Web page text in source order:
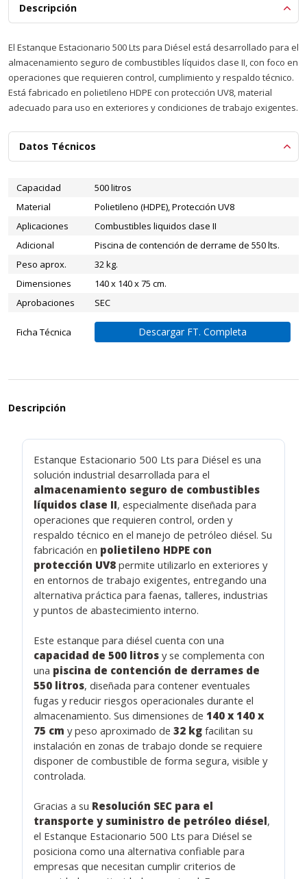
Descripción
El Estanque Estacionario 500 Lts para Diésel está desarrollado para el
almacenamiento seguro de combustibles líquidos clase II, con foco en
operaciones que requieren control, cumplimiento y respaldo técnico.
Está fabricado en polietileno HDPE con protección UV8, material
adecuado para uso en exteriores y condiciones de trabajo exigentes.
Datos Técnicos
Capacidad
500 litros
Material
Polietileno (HDPE), Protección UV8
Aplicaciones
Combustibles liquidos clase II
Adicional
Piscina de contención de derrame de 550 lts.
Peso aprox.
32 kg.
Dimensiones
140 x 140 x 75 cm.
Aprobaciones
SEC
Ficha Técnica Descargar FT. Completa
Descripción
Estanque Estacionario 500 Lts para Diésel es una
solución industrial desarrollada para el
almacenamiento seguro de combustibles
líquidos clase II, especialmente diseñada para
operaciones que requieren control, orden y
respaldo técnico en el manejo de petróleo diésel. Su
fabricación en polietileno HDPE con
protección UV8 permite utilizarlo en exteriores y
en entornos de trabajo exigentes, entregando una
alternativa práctica para faenas, talleres, industrias
y puntos de abastecimiento interno.
Este estanque para diésel cuenta con una
capacidad de 500 litros y se complementa con
una piscina de contención de derrames de
550 litros, diseñada para contener eventuales
fugas y reducir riesgos operacionales durante el
almacenamiento. Sus dimensiones de 140 x 140 x
75 cm y peso aproximado de32 kg facilitan su
instalación en zonas de trabajo donde se requiere
disponer de combustible de forma segura, visible y
controlada.
Gracias a su Resolución SEC para el
transporte y suministro de petróleo diésel,
el Estanque Estacionario 500 Lts para Diésel se
posiciona como una alternativa confiable para
empresas que necesitan cumplir criterios de